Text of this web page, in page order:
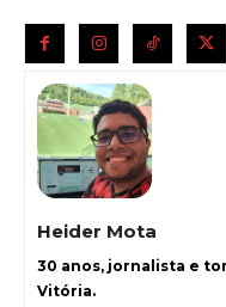
Heider Mota
30 anos, jornalista e
Vitória.